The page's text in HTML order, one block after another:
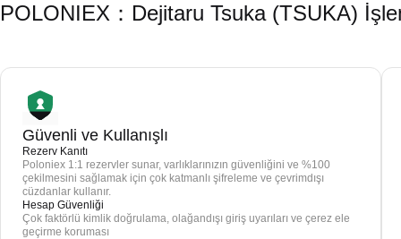
POLONIEX：Dejitaru Tsuka (TSUKA)
Güvenli ve Kullanışlı
Rezerv Kanıtı
Poloniex 1:1 rezervler sunar, varlıklarınızın güvenliğini ve %100
çekilmesini sağlamak için çok katmanlı şifreleme ve çevrimdışı
cüzdanlar kullanır.
Hesap Güvenliği
Çok faktörlü kimlik doğrulama, olağandışı giriş uyarıları ve çerez ele
geçirme koruması